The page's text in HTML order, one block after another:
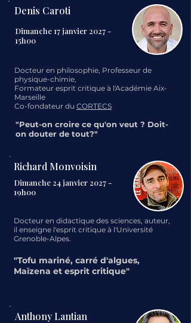
Denis Caroti
Dimanche 17 janvier 2027 -
15h00
Docteur en philosophie, Professeur de
physique-chimie,
Formateur esprit critique à l'Académie Aix-
Marseille
Co-fondateur du CORTECS
"Peut-on croire ce qu'on veut ? Doit-
on douter de tout?"
Richard Monvoisin
Dimanche 24 janvier 2027 -
19h00
Docteur en didactique des sciences, auteur,
il enseigne l'esprit critique à l'Université
Grenoble-Alpes.
"Tofu mariné, carré d'algues,
Maïzena et esprit critique"
Anthony Lantian